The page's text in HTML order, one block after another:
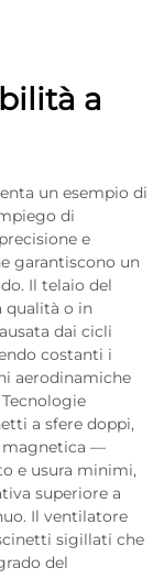
a
un esempio di
di
e
garantiscono un
Il telaio del
qualità o in
dai cicli
costanti i
aerodinamiche
a sfere doppi,
magnetica —
e usura minimi,
superiore a
Il ventilatore
sigillati che
del